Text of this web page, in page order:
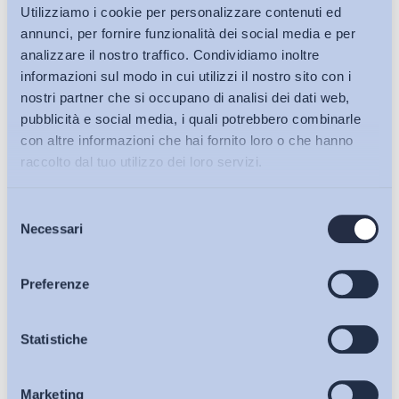
Utilizziamo i cookie per personalizzare contenuti ed
annunci, per fornire funzionalità dei social media e per
analizzare il nostro traffico. Condividiamo inoltre
informazioni sul modo in cui utilizzi il nostro sito con i
nostri partner che si occupano di analisi dei dati web,
pubblicità e social media, i quali potrebbero combinarle
con altre informazioni che hai fornito loro o che hanno
raccolto dal tuo utilizzo dei loro servizi.
delNecessari
Preferenze
Statistiche
Marketing
Bollettini ADAPT
Articoli
Osservatori
La scelta di prevedere la possibilità di potere coinvolgere i
rappresentanti dei lavoratori al consiglio di sorveglianza o al
collegio sindacale, è condivisibile poiché individua la sede di
adozione ed attuazione di modelli di partecipazione dei
lavoratori nella vita delle imprese per favorire una evoluzione
nelle relazioni industriali, con il superamento della
si desume inoltre la possibilità in capo alle imprese
aziendale, di adottare e di attuare le predette forme di
partecipazione tipizzate mediante la previsione di